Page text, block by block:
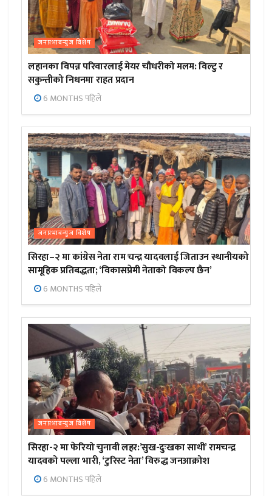
जनप्रभाबन्युज विशेष
लहानका विपन्न परिवारलाई मेयर चौधरीको मलम: विल्टु र
सकुन्तीको निधनमा राहत प्रदान
6 MONTHS पहिले
जनप्रभाबन्युज विशेष
सिरहा–२ मा कांग्रेस नेता राम चन्द्र यादवलाई जिताउन स्थानीयको
सामूहिक प्रतिबद्धता; ‘विकासप्रेमी नेताको विकल्प छैन’
6 MONTHS पहिले
जनप्रभाबन्युज विशेष
सिरहा-२ मा फेरियो चुनावी लहर:’सुख-दुःखका साथी’ रामचन्द्र
यादवको पल्ला भारी, ‘टुरिस्ट नेता’ विरुद्ध जनआक्रोश
6 MONTHS पहिले